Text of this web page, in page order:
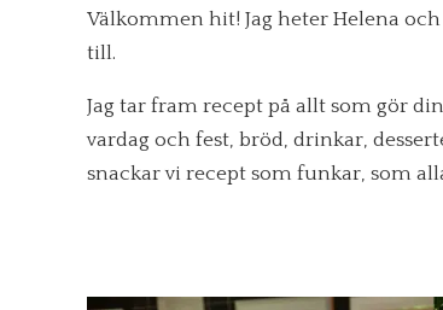
Välkommen hit! Jag heter Helena
till.
Jag tar fram recept på allt som gör
vardag och fest, bröd, drinkar,
snackar vi recept som funkar, som